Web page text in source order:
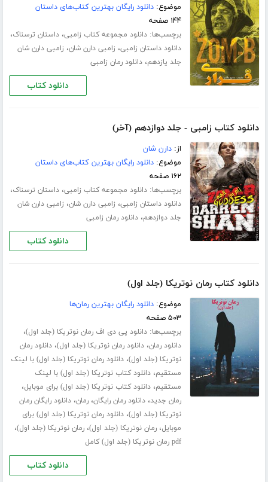
موضوع:دانلود رایگان بهترین کتاب‌های داستان
۱۴۴ صفحه
برچسب‌ها:دانلود مجموعه کتاب زامبی،داستان ترسناک،
دانلود داستان زامبی، زامبی دارن شان، زامبی دارن شان
جلد یازدهم،دانلود رمان زامبی
دانلود کتاب
دانلود کتاب زامبی - جلد دوازدهم (آخر)
از:دارن شان
موضوع:دانلود رایگان بهترین کتاب‌های داستان
۱۶۲ صفحه
برچسب‌ها:دانلود مجموعه کتاب زامبی،داستان ترسناک،
دانلود داستان زامبی، زامبی دارن شان، زامبی دارن شان
جلد دوازدهم،دانلود رمان زامبی
دانلود کتاب
دانلود کتاب رمان نوتریکا (جلد اول)
موضوع:دانلود رایگان بهترین رمان‌ها
۵۰۳ صفحه
برچسب‌ها:دانلود پی دی اف رمان نوتریکا (جلد اول)،
دانلود رمان،دانلود رمان نوتریکا (جلد اول)،دانلود رمان
نوتریکا (جلد اول)،دانلود رمان نوتریکا (جلد اول) با لینک
مستقیم،دانلود کتاب نوتریکا (جلد اول) با لینک
مستقیم،دانلود کتاب نوتریکا (جلد اول) برای موبایل،
رمان جدید،دانلود رمان رایگان،رمان،دانلود رایگان رمان
نوتریکا (جلد اول)،دانلود رمان نوتریکا (جلد اول) برای
موبایل،رمان نوتریکا (جلد اول)،رمان نوتریکا (جلد اول)،
pdf رمان نوتریکا (جلد اول) کامل
دانلود کتاب